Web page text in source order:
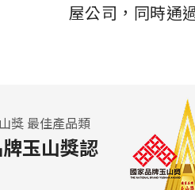
屋公司，同時通
獎 最佳產品類
玉山獎認